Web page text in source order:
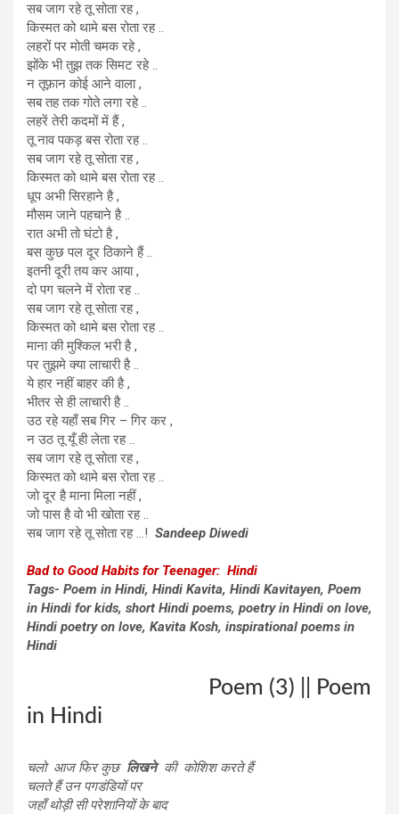
सब जाग रहे तू सोता रह ,
किस्मत को थामे बस रोता रह ..
लहरों पर मोती चमक रहे ,
झोंके भी तुझ तक सिमट रहे ..
न तूफ़ान कोई आने वाला ,
सब तह तक गोते लगा रहे ..
लहरें तेरी कदमों में हैं ,
तू नाव पकड़ बस रोता रह ..
सब जाग रहे तू सोता रह ,
किस्मत को थामे बस रोता रह ..
धूप अभी सिरहाने है ,
मौसम जाने पहचाने है ..
रात अभी तो घंटो है ,
बस कुछ पल दूर ठिकाने हैं ..
इतनी दूरी तय कर आया ,
दो पग चलने में रोता रह ..
सब जाग रहे तू सोता रह ,
किस्मत को थामे बस रोता रह ..
माना की मुश्किल भरी है ,
पर तुझमे क्या लाचारी है ..
ये हार नहीं बाहर की है ,
भीतर से ही लाचारी है ..
उठ रहे यहाँ सब गिर – गिर कर ,
न उठ तू यूँ ही लेता रह ..
सब जाग रहे तू सोता रह ,
किस्मत को थामे बस रोता रह ..
जो दूर है माना मिला नहीं ,
जो पास है वो भी खोता रह ..
सब जाग रहे तू सोता रह …! Sandeep Diwedi
Bad to Good Habits for Teenager: Hindi
Tags- Poem in Hindi, Hindi Kavita, Hindi Kavitayen, Poem
in Hindi for kids, short Hindi poems, poetry in Hindi on love,
Hindi poetry on love, Kavita Kosh, inspirational poems in
Hindi
Poem (3) || Poem
in Hindi
चलो आज फिर कुछ लिखने की कोशिश करते हैं
चलते हैं उन पगडंडियों पर
जहाँ थोड़ी सी परेशानियों के बाद